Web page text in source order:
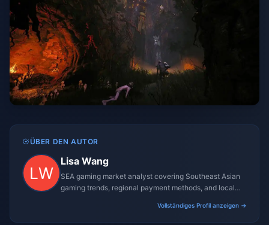
ÜBER DEN AUTOR
Lisa Wang
SEA gaming market analyst covering Southeast Asian
gaming trends, regional payment methods, and local
Vollständiges Profil anzeigen →